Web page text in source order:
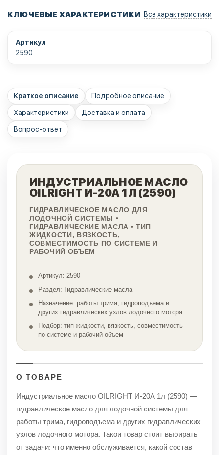
КЛЮЧЕВЫЕ ХАРАКТЕРИСТИКИ Все характеристики
Артикул
2590
Краткое описание Подробное описание
Характеристики Доставка и оплата
Вопрос-ответ
ИНДУСТРИАЛЬНОЕ МАСЛО
OILRIGHT И-20А 1Л (2590)
ГИДРАВЛИЧЕСКОЕ МАСЛО ДЛЯ
ЛОДОЧНОЙ СИСТЕМЫ •
ГИДРАВЛИЧЕСКИЕ МАСЛА • ТИП
ЖИДКОСТИ, ВЯЗКОСТЬ,
СОВМЕСТИМОСТЬ ПО СИСТЕМЕ И
РАБОЧИЙ ОБЪЕМ
Артикул: 2590
Раздел: Гидравлические масла
Назначение: работы трима, гидроподъема и
других гидравлических узлов лодочного мотора
Подбор: тип жидкости, вязкость, совместимость
по системе и рабочий объем
О ТОВАРЕ
Индустриальное масло OILRIGHT И-20А 1л (2590) —
гидравлическое масло для лодочной системы для
работы трима, гидроподъема и других гидравлических
узлов лодочного мотора. Такой товар стоит выбирать
от задачи: что именно обслуживается, какой состав